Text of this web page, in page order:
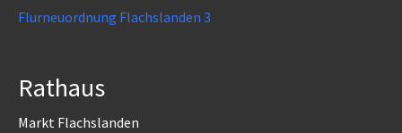
Flurneuordnung Flachslanden 3
Rathaus
Markt Flachslanden